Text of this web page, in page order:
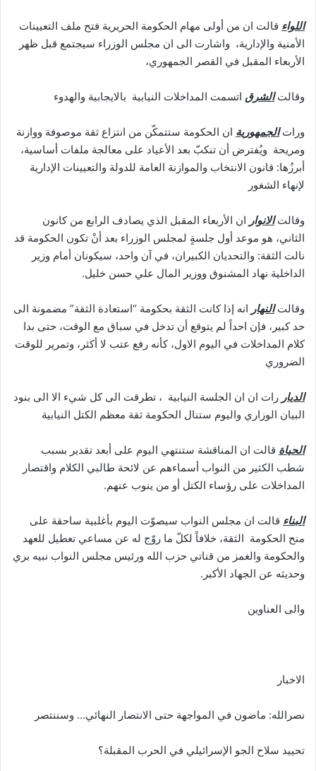
اللواء قالت ان من أولى مهام الحكومة الحريرية فتح ملف التعيينات
الأمنية والإدارية، واشارت الى ان مجلس الوزراء سيجتمع قبل ظهر
الأربعاء المقبل في القصر الجمهوري،
وقالتالشرق اتسمت المداخلات النيابية بالايجابية والهدوء
وراتالجمهورية ان الحكومة ستتمكّن من انتزاع ثقة موصوفة ووازنة
ومريحة ويُفترض أن تنكبّ بعد الأعياد على معالجة ملفات أساسية،
أبرزُها: قانون الانتخاب والموازنة العامة للدولة والتعيينات الإدارية
لإنهاء الشغور
وقالتالانوار ان الأربعاء المقبل الذي يصادف الرابع من كانون
الثاني، هو موعد أول جلسةٍ لمجلس الوزراء بعد أنْ تكون الحكومة قد
نالت الثقة: والتحديان الكبيران، في آن واحد، سيكونان أمام وزير
الداخلية نهاد المشنوق ووزير المال علي حسن خليل.
وقالتالنهار انه إذا كانت الثقة بحكومة “استعادة الثقة” مضمونة الى
حد كبير، فإن احداً لم يتوقع أن تدخل في سباق مع الوقت، حتى بدا
كلام المداخلات في اليوم الاول، كأنه رفع عتب لا أكثر، وتمرير للوقت
الضروري
الديار رات ان ان الجلسة النيابية ، تطرقت الى كل شيء الا الى بنود
البيان الوزاري واليوم ستنال الحكومة ثقة معظم الكتل النيابية
الحياة قالت ان المناقشة ستنتهي اليوم على أبعد تقدير بسبب
شطب الكثير من النواب أسماءهم عن لائحة طالبي الكلام واقتصار
المداخلات على رؤساء الكتل أو من ينوب عنهم.
البناء قالت ان مجلس النواب سيصوّت اليوم بأغلبية ساحقة على
منح الحكومة الثقة، خلافاً لكلّ ما روّج له عن مساعي تعطيل للعهد
والحكومة والغمز من قناتي حزب الله ورئيس مجلس النواب نبيه بري
وحديثه عن الجهاد الأكبر.
والى العناوين
الاخبار
نصرالله: ماضون في المواجهة حتى الانتصار النهائي… وسننتصر
تحييد سلاح الجو الإسرائيلي في الحرب المقبلة؟